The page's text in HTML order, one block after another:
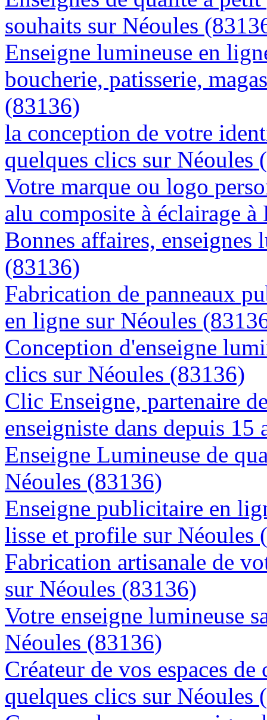
souhaits sur Néoules
Enseigne lumineuse en
boucherie, patisserie,
(83136)
la conception de votre
quelques clics sur Néoules
Votre marque ou logo
alu composite à éclairage
Bonnes affaires, enseignes
(83136)
Fabrication de panneaux
en ligne sur Néoules
Conception d'enseigne
clics sur Néoules (83136)
Clic Enseigne, partenaire
enseigniste dans depuis 15
Enseigne Lumineuse de
Néoules (83136)
Enseigne publicitaire en
lisse et profile sur Néoules
Fabrication artisanale de
sur Néoules (83136)
Votre enseigne lumineuse
Néoules (83136)
Créateur de vos espaces
quelques clics sur Néoules